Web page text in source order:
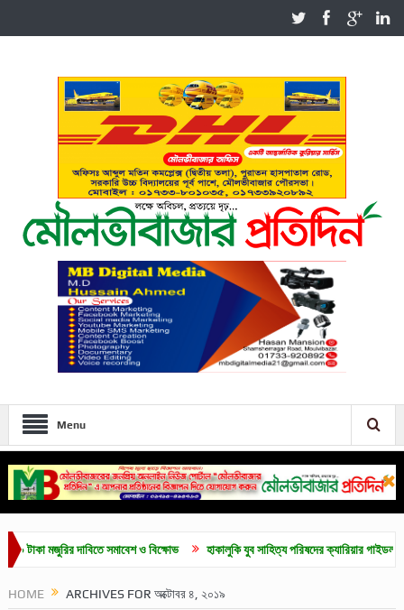
Menu
দাবিতে সমাবেশ ও বিক্ষোভ হাকালুকি যুব সাহিত্য পরিষদের ক্যারিয়ার গাইডলাইন ও
HOME ARCHIVES FOR অক্টোবর ৪, ২০১৯